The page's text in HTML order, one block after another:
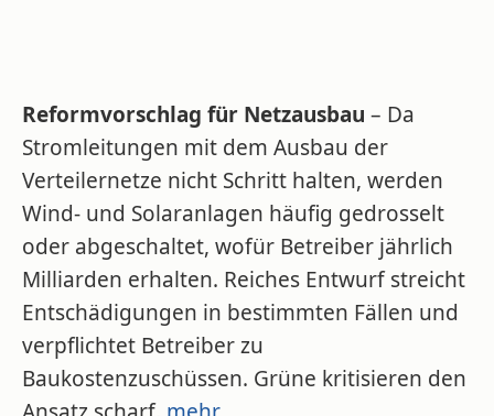
Reformvorschlag für Netzausbau – Da
Stromleitungen mit dem Ausbau der
Verteilernetze nicht Schritt halten, werden
Wind- und Solaranlagen häufig gedrosselt
oder abgeschaltet, wofür Betreiber jährlich
Milliarden erhalten. Reiches Entwurf streicht
Entschädigungen in bestimmten Fällen und
verpflichtet Betreiber zu
Baukostenzuschüssen. Grüne kritisieren den